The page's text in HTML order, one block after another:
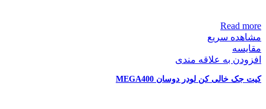
Read more
مشاهده سریع
مقایسه
افزودن به علاقه مندی
کیت جک خالی کن لودر دوسان MEGA400